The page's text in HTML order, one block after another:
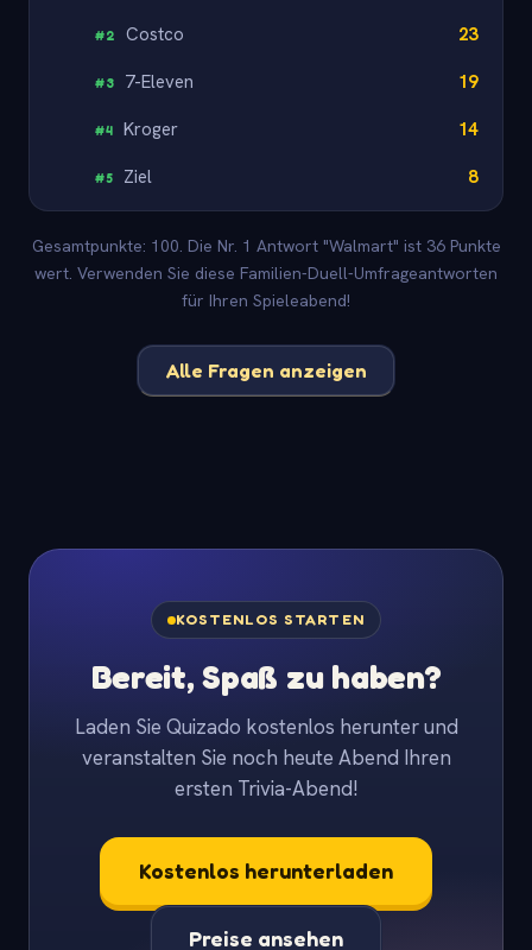
#2 Costco 23
#3 7-Eleven 19
#4 Kroger 14
#5 Ziel 8
Gesamtpunkte: 100. Die Nr. 1 Antwort "Walmart" ist 36 Punkte
wert. Verwenden Sie diese Familien-Duell-Umfrageantworten
für Ihren Spieleabend!
Alle Fragen anzeigen
KOSTENLOS STARTEN
Bereit, Spaß zu haben?
Laden Sie Quizado kostenlos herunter und
veranstalten Sie noch heute Abend Ihren
ersten Trivia-Abend!
Kostenlos herunterladen
Preise ansehen